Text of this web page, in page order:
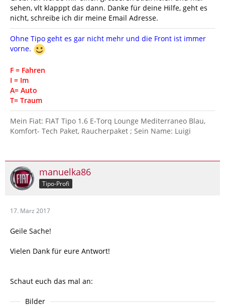
sehen, vlt klapppt das dann. Danke für deine Hilfe, geht es
nicht, schreibe ich dir meine Email Adresse.
Ohne Tipo geht es gar nicht mehr und die Front ist immer
vorne.
F = Fahren
I = Im
A= Auto
T= Traum
Mein Fiat: FIAT Tipo 1.6 E-Torq Lounge Mediterraneo Blau,
Komfort- Tech Paket, Raucherpaket ; Sein Name: Luigi
manuelka86
Tipo-Profi
17. März 2017
Geile Sache!
Vielen Dank für eure Antwort!
Schaut euch das mal an:
Bilder